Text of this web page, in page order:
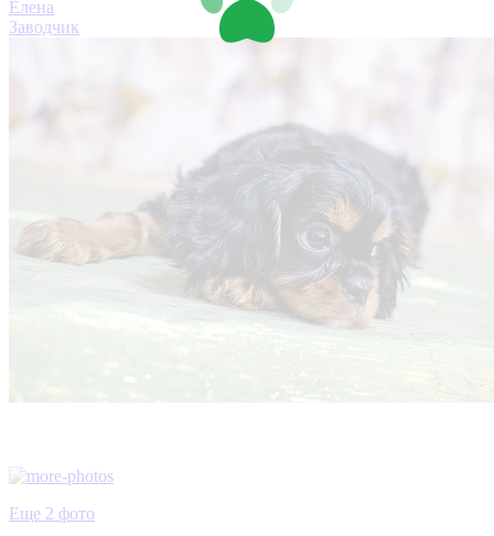
Елена
Заводчик
Еще 2 фото